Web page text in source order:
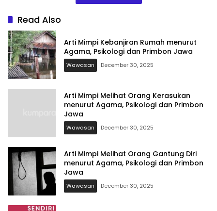
Read Also
Arti Mimpi Kebanjiran Rumah menurut
Agama, Psikologi dan Primbon Jawa
Wawasan December 30, 2025
Arti Mimpi Melihat Orang Kerasukan
menurut Agama, Psikologi dan Primbon
Jawa
Wawasan December 30, 2025
Arti Mimpi Melihat Orang Gantung Diri
menurut Agama, Psikologi dan Primbon
Jawa
Wawasan December 30, 2025